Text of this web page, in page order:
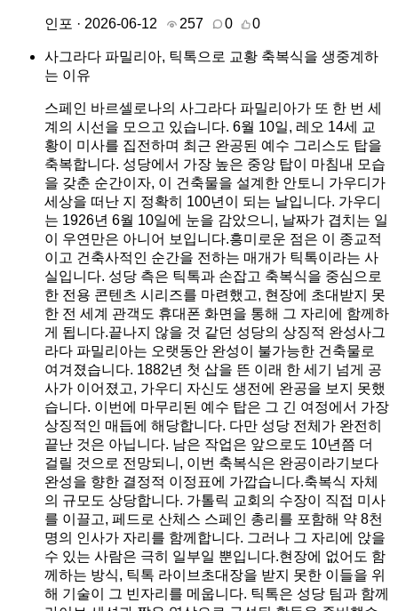
인포 · 2026-06-12 257 0 0
사그라다 파밀리아, 틱톡으로 교황 축복식을 생중계하
는 이유
스페인 바르셀로나의 사그라다 파밀리아가 또 한 번 세
계의 시선을 모으고 있습니다. 6월 10일, 레오 14세 교
황이 미사를 집전하며 최근 완공된 예수 그리스도 탑을
축복합니다. 성당에서 가장 높은 중앙 탑이 마침내 모습
을 갖춘 순간이자, 이 건축물을 설계한 안토니 가우디가
세상을 떠난 지 정확히 100년이 되는 날입니다. 가우디
는 1926년 6월 10일에 눈을 감았으니, 날짜가 겹치는 일
이 우연만은 아니어 보입니다.흥미로운 점은 이 종교적
이고 건축사적인 순간을 전하는 매개가 틱톡이라는 사
실입니다. 성당 측은 틱톡과 손잡고 축복식을 중심으로
한 전용 콘텐츠 시리즈를 마련했고, 현장에 초대받지 못
한 전 세계 관객도 휴대폰 화면을 통해 그 자리에 함께하
게 됩니다.끝나지 않을 것 같던 성당의 상징적 완성사그
라다 파밀리아는 오랫동안 완성이 불가능한 건축물로
여겨졌습니다. 1882년 첫 삽을 뜬 이래 한 세기 넘게 공
사가 이어졌고, 가우디 자신도 생전에 완공을 보지 못했
습니다. 이번에 마무리된 예수 탑은 그 긴 여정에서 가장
상징적인 매듭에 해당합니다. 다만 성당 전체가 완전히
끝난 것은 아닙니다. 남은 작업은 앞으로도 10년쯤 더
걸릴 것으로 전망되니, 이번 축복식은 완공이라기보다
완성을 향한 결정적 이정표에 가깝습니다.축복식 자체
의 규모도 상당합니다. 가톨릭 교회의 수장이 직접 미사
를 이끌고, 페드로 산체스 스페인 총리를 포함해 약 8천
명의 인사가 자리를 함께합니다. 그러나 그 자리에 앉을
수 있는 사람은 극히 일부일 뿐입니다.현장에 없어도 함
께하는 방식, 틱톡 라이브초대장을 받지 못한 이들을 위
해 기술이 그 빈자리를 메웁니다. 틱톡은 성당 팀과 함께